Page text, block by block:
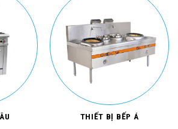
THIẾT BỊ BẾP Á